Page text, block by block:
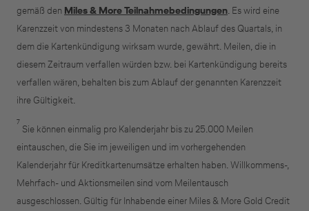
gemäß den Miles & More Teilnahmebedingungen. Es wird eine
Karenzzeit von mindestens 3 Monaten nach Ablauf des Quartals, in
dem die Kartenkündigung wirksam wurde, gewährt. Meilen, die in
diesem Zeitraum verfallen würden bzw. bei Kartenkündigung bereits
verfallen wären, behalten bis zum Ablauf der genannten Karenzzeit
ihre Gültigkeit.
7
Sie können einmalig pro Kalenderjahr bis zu 25.000 Meilen
eintauschen, die Sie im jeweiligen und im vorhergehenden
Kalenderjahr für Kreditkartenumsätze erhalten haben. Willkommens-,
Mehrfach- und Aktionsmeilen sind vom Meilentausch
ausgeschlossen. Gültig für Inhabende einer Miles & More Gold Credit